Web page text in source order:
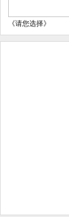
《请您选择》